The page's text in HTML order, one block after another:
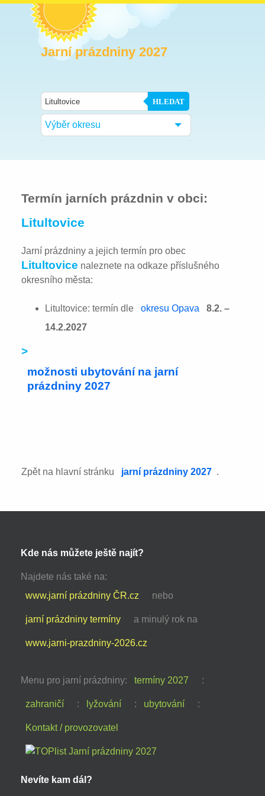
Jarní prázdniny 2027
HLEDAT
Výběr okresu
Termín jarních prázdnin v obci:
Litultovice
Jarní prázdniny a jejich termín pro obec
Litultovice naleznete na odkaze příslušného
okresního města:
Litultovice: termín dle okresu Opava
8.2. –
14.2.2027
>
možnosti ubytování na jarní
prázdniny 2027
Zpět na hlavní stránku jarní prázdniny 2027 .
Kde nás můžete ještě najít?
Najdete nás také na:
www.jarní prázdniny ČR.cz
nebo
jarní prázdniny termíny a minulý rok na
www.jarni-prazdniny-2026.cz
Menu pro jarní prázdniny: termíny 2027 :
zahraničí : lyžování : ubytování :
Kontakt / provozovatel
Nevíte kam dál?